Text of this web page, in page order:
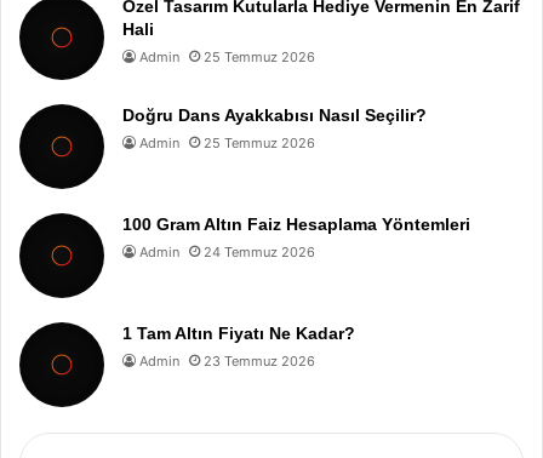
Özel Tasarım Kutularla Hediye Vermenin En Zarif
Hali
Admin 25 Temmuz 2026
Doğru Dans Ayakkabısı Nasıl Seçilir?
Admin 25 Temmuz 2026
100 Gram Altın Faiz Hesaplama Yöntemleri
Admin 24 Temmuz 2026
1 Tam Altın Fiyatı Ne Kadar?
Admin 23 Temmuz 2026